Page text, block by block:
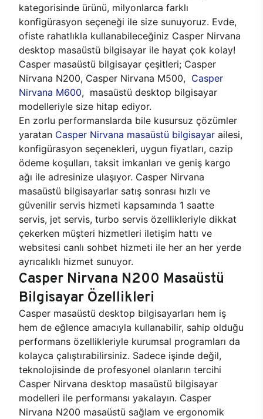
kategorisinde ürünü, milyonlarca farklı
konfigürasyon seçeneği ile size sunuyoruz. Evde,
ofiste rahatlıkla kullanabileceğiniz Casper Nirvana
desktop masaüstü bilgisayar ile hayat çok kolay!
Casper masaüstü bilgisayar çeşitleri; Casper
Nirvana N200, Casper Nirvana M500, Casper
Nirvana M600, masaüstü desktop bilgisayar
modelleriyle size hitap ediyor.
En zorlu performanslarda bile kusursuz çözümler
yaratan Casper Nirvana masaüstü bilgisayar ailesi,
konfigürasyon seçenekleri, uygun fiyatları, cazip
ödeme koşulları, taksit imkanları ve geniş kargo
ağı ile adresinize ulaşıyor. Casper Nirvana
masaüstü bilgisayarlar satış sonrası hızlı ve
güvenilir servis hizmeti kapsamında 1 saatte
servis, jet servis, turbo servis özellikleriyle dikkat
çekerken müşteri hizmetleri iletişim hattı ve
websitesi canlı sohbet hizmeti ile her an her yerde
ayrıcalıklı hizmet sunuyor.
Casper Nirvana N200 Masaüstü
Bilgisayar Özellikleri
Casper masaüstü desktop bilgisayarları hem iş
hem de eğlence amacıyla kullanabilir, sahip olduğu
performans özellikleriyle kurumsal programları da
kolayca çalıştırabilirsiniz. Sadece işinde değil,
teknolojisinde de profesyonel olanların tercihi
Casper Nirvana desktop masaüstü bilgisayar
modelleri ile performansı yakalayın. Casper
Nirvana N200 masaüstü sağlam ve ergonomik